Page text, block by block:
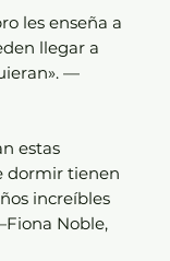
les enseña a
llegar a
—
estas
dormir tienen
increíbles
Noble,